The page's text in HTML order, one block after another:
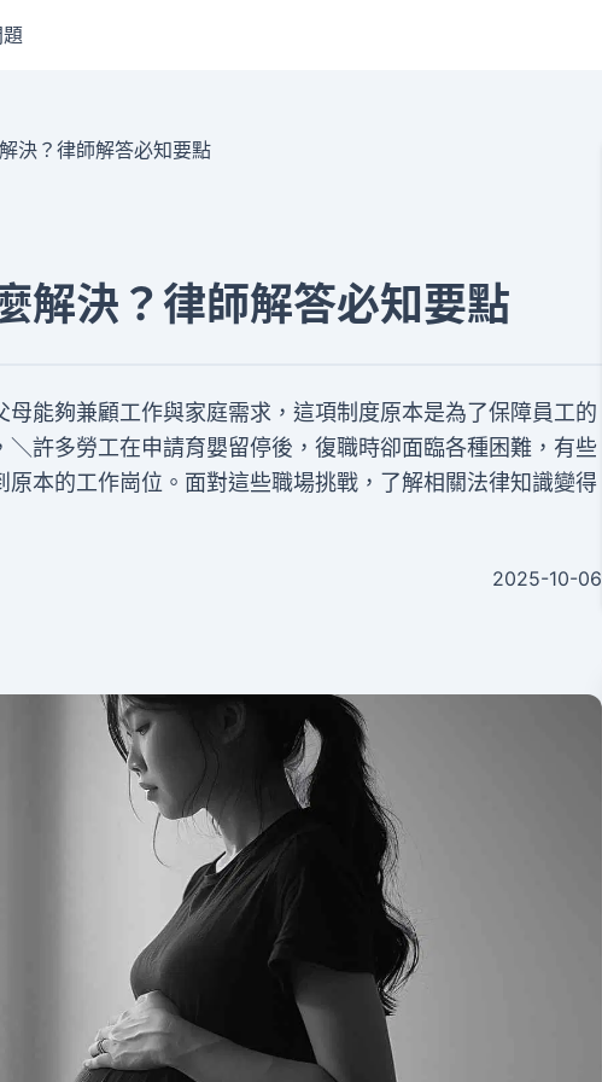
決？律師解答必知要點
解決？律師解答必知要點
能夠兼顧工作與家庭需求，這項制度原本是為了保障員工的
許多勞工在申請育嬰留停後，復職時卻面臨各種困難，有些
本的工作崗位。面對這些職場挑戰，了解相關法律知識變得
2025-10-06